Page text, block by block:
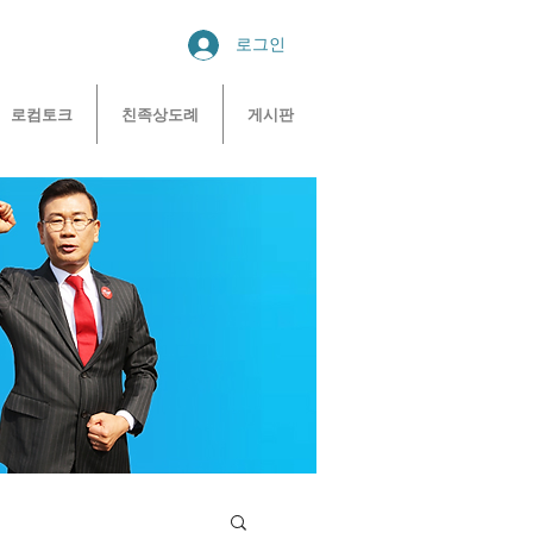
로그인
로컴토크 친족상도례 게시판